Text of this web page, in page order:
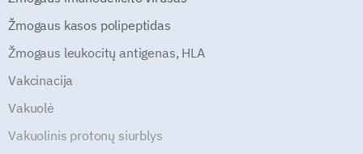
Žmogaus kasos polipeptidas
Žmogaus leukocitų antigenas, HLA
Vakcinacija
Vakuolė
Vakuolinis protonų siurblys